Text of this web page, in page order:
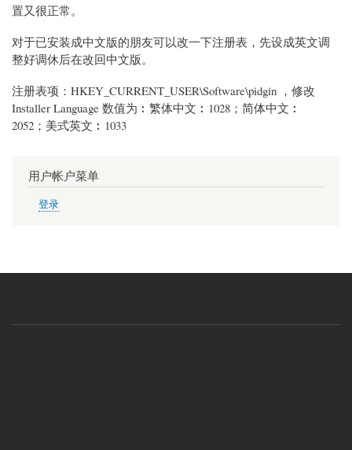
置又很正常。
对于已安装成中文版的朋友可以改一下注册表，先设成英文调
整好调休后在改回中文版。
注册表项：HKEY_CURRENT_USER\Software\pidgin ，修改
Installer Language 数值为︰繁体中文︰1028；简体中文︰
2052；美式英文︰1033
用户帐户菜单
登录